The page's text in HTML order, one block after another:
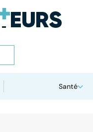
Santé